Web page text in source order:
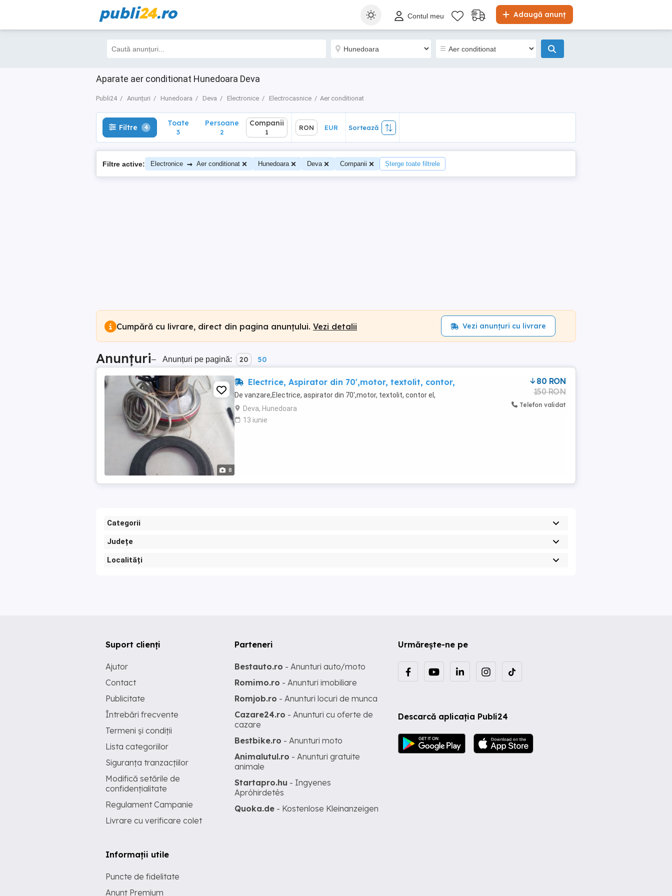
publi24.ro Adaugă anunț
Contul meu
Aparate aer conditionat Hunedoara Deva
Publi24 Anunțuri Hunedoara Deva Electronice Electrocasnice Aer conditionat
Filtre 4 Toate
3
Sortează
Filtre 4 Toate
3
Persoane
2
Companii
1
RON EUR Sortează
Filtre active: Electronice → Aer conditionat Hunedoara Deva Companii Șterge toate filtrele
Cumpără cu livrare, direct din pagina anunțului. Vezi detalii Vezi anunțuri cu livrare
Anunțuri– Anunțuri pe pagină: 20 50
8
Electrice, Aspirator din 70',motor, textolit, contor,
De vanzare,Electrice, aspirator din 70',motor, textolit, contor el,
Deva, Hunedoara
13 iunie
80 RON
150 RON
Telefon validat
Categorii
Județe
Localități
Urmărește-ne pe
Descarcă aplicația Publi24
Suport clienți
Ajutor
Contact
Publicitate
Întrebări frecvente
Termeni și condiții
Lista categoriilor
Siguranța tranzacțiilor
Modifică setările de
confidențialitate
Regulament Campanie
Livrare cu verificare colet
Informații utile
Puncte de fidelitate
Anunț Premium
Parteneri
Bestauto.ro - Anunturi auto/moto
Romimo.ro - Anunturi imobiliare
Romjob.ro - Anunturi locuri de munca
Cazare24.ro - Anunturi cu oferte de
cazare
Bestbike.ro - Anunturi moto
Animalutul.ro - Anunturi gratuite
animale
Startapro.hu - Ingyenes
Apróhirdetés
Quoka.de - Kostenlose Kleinanzeigen